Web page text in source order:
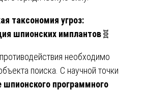
таксономия угроз:
шпионских имплантов🧬
необходимо
поиска. С научной точки
шпионского программного